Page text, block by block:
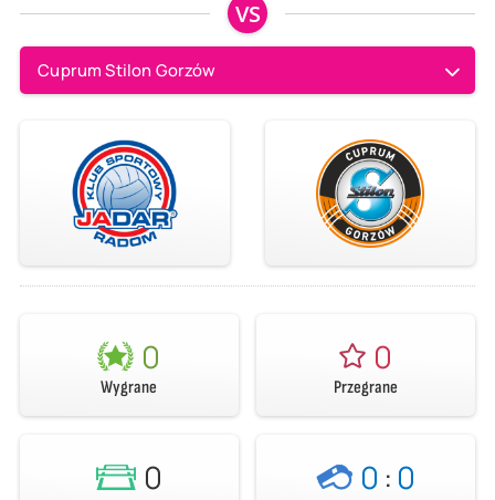
VS
Cuprum Stilon Gorzów
0
Wygrane
0
Przegrane
0 0 : 0